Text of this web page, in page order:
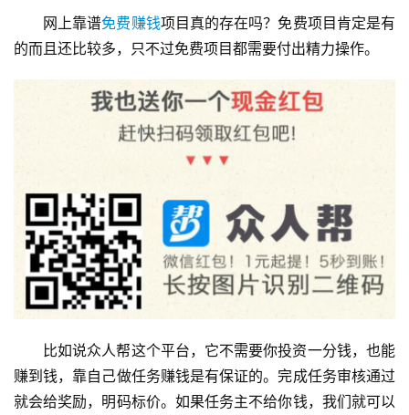
网上靠谱免费赚钱项目真的存在吗？免费项目肯定是有
的而且还比较多，只不过免费项目都需要付出精力操作。
比如说众人帮这个平台，它不需要你投资一分钱，也能
赚到钱，靠自己做任务赚钱是有保证的。完成任务审核通过
就会给奖励，明码标价。如果任务主不给你钱，我们就可以